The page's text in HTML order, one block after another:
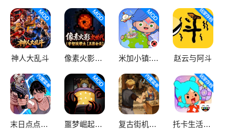
神人大乱斗 像素火影次世代 米加小镇:世界 赵云与阿斗
末日点点（辅助菜单） 噩梦崛起：生存 复古街机大亨 托卡生活：世界